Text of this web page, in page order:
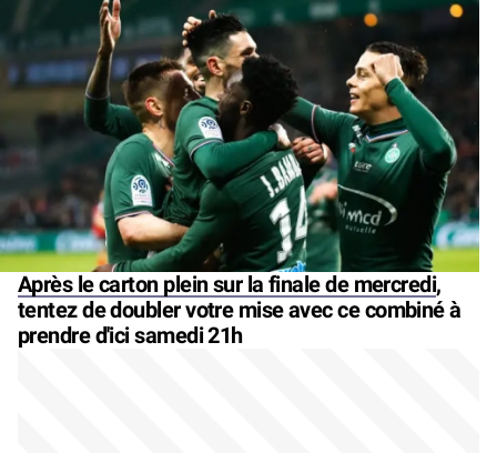
Après le carton plein sur la finale de mercredi,
tentez de doubler votre mise avec ce combiné à
prendre d'ici samedi 21h